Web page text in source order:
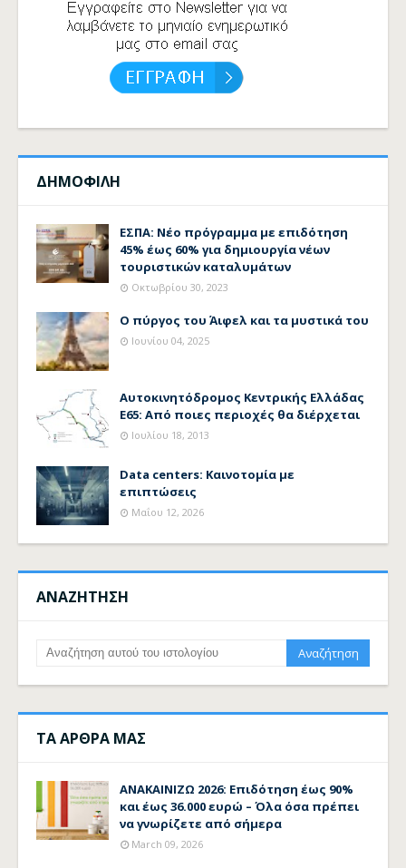
ΔΗΜΟΦΙΛΗ
ΕΣΠΑ: Νέο πρόγραμμα με επιδότηση
45% έως 60% για δημιουργία νέων
τουριστικών καταλυμάτων
Οκτωβρίου 30, 2023
Ο πύργος του Άιφελ και τα μυστικά του
Ιουνίου 04, 2025
Αυτοκινητόδρομος Κεντρικής Ελλάδας
Ε65: Από ποιες περιοχές θα διέρχεται
Ιουλίου 18, 2013
Data centers: Καινοτομία με
επιπτώσεις
Μαΐου 12, 2026
ΑΝΑΖΗΤΗΣΗ
ΤΑ ΑΡΘΡΑ ΜΑΣ
ΑΝΑΚΑΙΝΙΖΩ 2026: Επιδότηση έως 90%
και έως 36.000 ευρώ – Όλα όσα πρέπει
να γνωρίζετε από σήμερα
March 09, 2026